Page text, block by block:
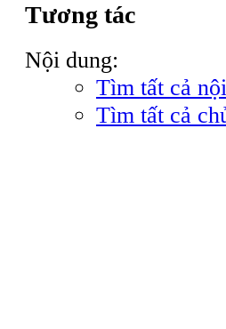
Tương tác
Nội dung:
Tìm tất cả
Tìm tất cả